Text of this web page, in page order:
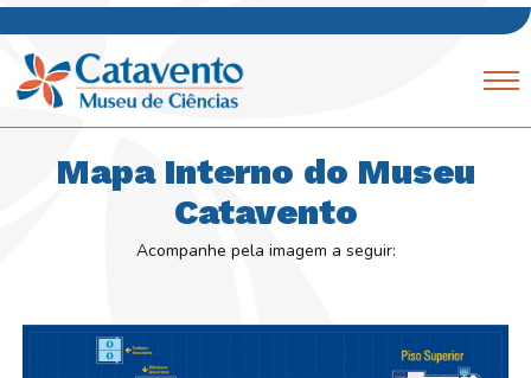
Navegação
principal
Mobile
Mapa Interno do Museu
Catavento
Acompanhe pela imagem a seguir: